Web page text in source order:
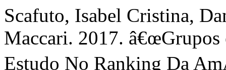
Scafuto, Isabel Cristina,
Maccari. 2017.
Estudo No Ranking Da